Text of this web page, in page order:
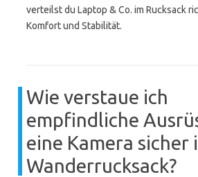
verteilst du Laptop & Co. im Rucksack
Komfort und Stabilität.
Wie verstaue ich
empfindliche
eine Kamera sicher
Wanderrucksack?